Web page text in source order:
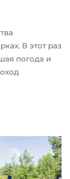
В этот раз
погода и